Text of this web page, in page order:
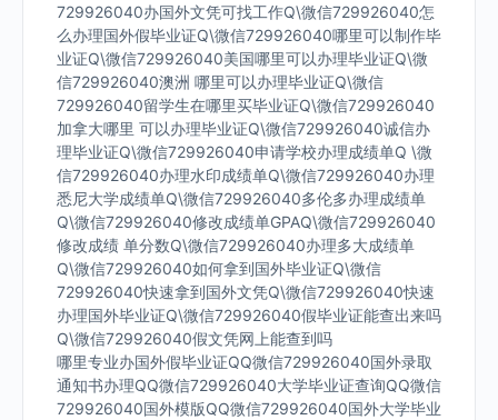
729926040办国外文凭可找工作Q\微信729926040怎
么办理国外假毕业证Q\微信729926040哪里可以制作毕
业证Q\微信729926040美国哪里可以办理毕业证Q\微
信729926040澳洲 哪里可以办理毕业证Q\微信
729926040留学生在哪里买毕业证Q\微信729926040
加拿大哪里 可以办理毕业证Q\微信729926040诚信办
理毕业证Q\微信729926040申请学校办理成绩单Q \微
信729926040办理水印成绩单Q\微信729926040办理
悉尼大学成绩单Q\微信729926040多伦多办理成绩单
Q\微信729926040修改成绩单GPAQ\微信729926040
修改成绩 单分数Q\微信729926040办理多大成绩单
Q\微信729926040如何拿到国外毕业证Q\微信
729926040快速拿到国外文凭Q\微信729926040快速
办理国外毕业证Q\微信729926040假毕业证能查出来吗
Q\微信729926040假文凭网上能查到吗
哪里专业办国外假毕业证QQ微信729926040国外录取
通知书办理QQ微信729926040大学毕业证查询QQ微信
729926040国外模版QQ微信729926040国外大学毕业